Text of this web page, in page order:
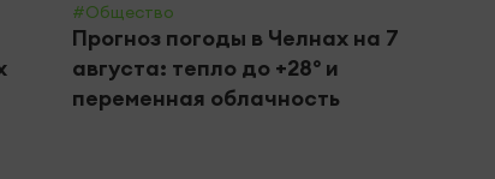
#Общество
Прогноз погоды в Челнах на 7
августа: тепло до +28° и
переменная облачность